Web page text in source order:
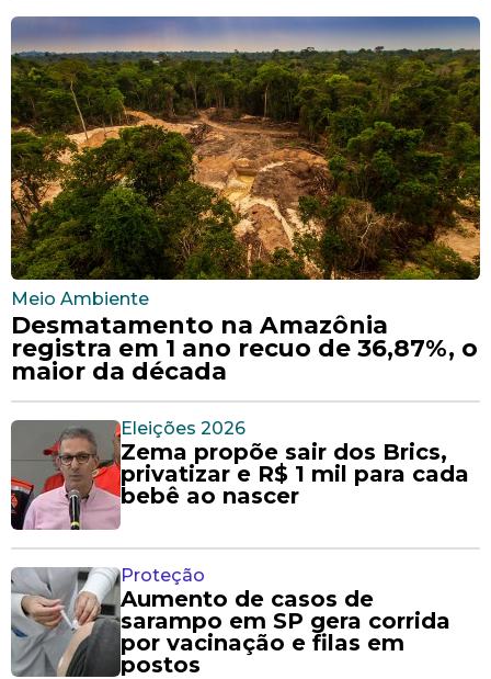
Meio Ambiente
Desmatamento na Amazônia
registra em 1 ano recuo de 36,87%, o
maior da década
Eleições 2026
Zema propõe sair dos Brics,
privatizar e R$ 1 mil para cada
bebê ao nascer
Proteção
Aumento de casos de
sarampo em SP gera corrida
por vacinação e filas em
postos